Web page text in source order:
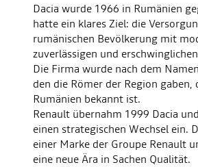
Dacia wurde 1966 in Rumänien
hatte ein klares Ziel: die
rumänischen Bevölkerung mit
zuverlässigen und
Die Firma wurde nach dem
den die Römer der Region gaben,
Rumänien bekannt ist.
Renault übernahm 1999 Dacia
einen strategischen Wechsel ein.
einer Marke der Groupe Renault
eine neue Ära in Sachen Qualität.